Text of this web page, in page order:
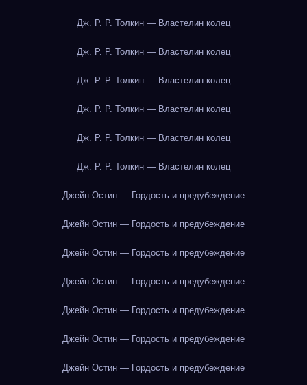
Дж. Р. Р. Толкин — Властелин колец
Дж. Р. Р. Толкин — Властелин колец
Дж. Р. Р. Толкин — Властелин колец
Дж. Р. Р. Толкин — Властелин колец
Дж. Р. Р. Толкин — Властелин колец
Дж. Р. Р. Толкин — Властелин колец
Джейн Остин — Гордость и предубеждение
Джейн Остин — Гордость и предубеждение
Джейн Остин — Гордость и предубеждение
Джейн Остин — Гордость и предубеждение
Джейн Остин — Гордость и предубеждение
Джейн Остин — Гордость и предубеждение
Джейн Остин — Гордость и предубеждение